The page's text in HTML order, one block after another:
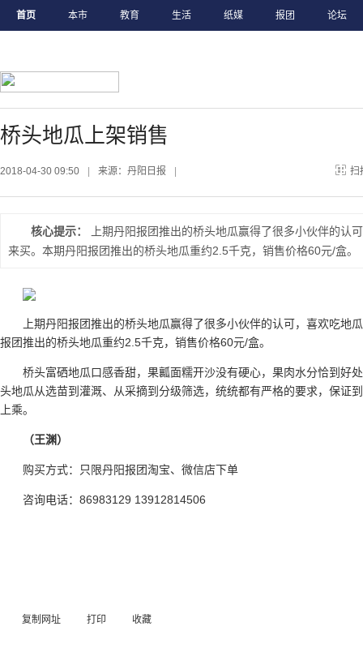
首页 本市 教育 生活 纸媒 报团 论坛
桥头地瓜上架销售
2018-04-30 09:50 来源：丹阳日报 扫
核心提示：
上期丹阳报团推出的桥头地瓜赢得了很多小伙伴的认
来买。本期丹阳报团推出的桥头地瓜重约2.5千克，销售价格60元/盒。
上期丹阳报团推出的桥头地瓜赢得了很多小伙伴的认可，喜欢吃地
报团推出的桥头地瓜重约2.5千克，销售价格60元/盒。
桥头富硒地瓜口感香甜，果瓤面糯开沙没有硬心，果肉水分恰到好
头地瓜从选苗到灌溉、从采摘到分级筛选，统统都有严格的要求，保证
上乘。
（王渊）
购买方式：只限丹阳报团淘宝、微信店下单
咨询电话：86983129 13912814506
复制网址 打印 收藏